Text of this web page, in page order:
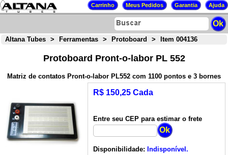
Altana Tubes > Ferramentas > Protoboard > Item 004136
Protoboard Pront-o-labor PL 552
Matriz de contatos Pront-o-labor PL552 com 1100 pontos e 3 bornes
R$ 150,25 Cada
Entre seu CEP para estimar o frete
Disponibilidade: Indisponível.